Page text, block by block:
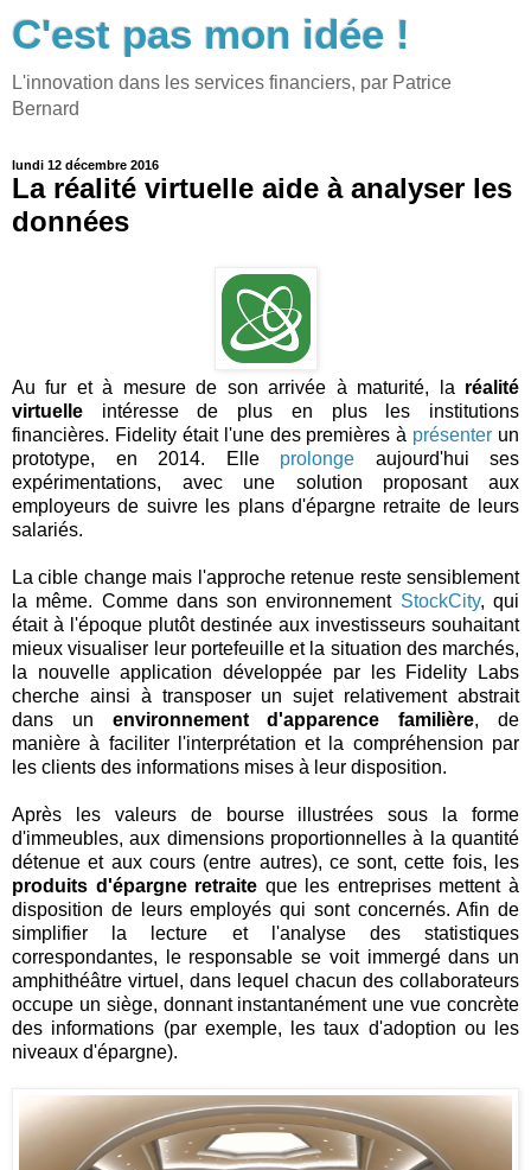
C'est pas mon idée !
L'innovation dans les services financiers, par Patrice
Bernard
lundi 12 décembre 2016
La réalité virtuelle aide à analyser les
données
Au fur et à mesure de son arrivée à maturité, la réalité
virtuelle intéresse de plus en plus les institutions
financières. Fidelity était l'une des premières à présenter un
prototype, en 2014. Elle prolonge aujourd'hui ses
expérimentations, avec une solution proposant aux
employeurs de suivre les plans d'épargne retraite de leurs
salariés.
La cible change mais l'approche retenue reste sensiblement
la même. Comme dans son environnement StockCity, qui
était à l'époque plutôt destinée aux investisseurs souhaitant
mieux visualiser leur portefeuille et la situation des marchés,
la nouvelle application développée par les Fidelity Labs
cherche ainsi à transposer un sujet relativement abstrait
dans un environnement d'apparence familière, de
manière à faciliter l'interprétation et la compréhension par
les clients des informations mises à leur disposition.
Après les valeurs de bourse illustrées sous la forme
d'immeubles, aux dimensions proportionnelles à la quantité
détenue et aux cours (entre autres), ce sont, cette fois, les
produits d'épargne retraite que les entreprises mettent à
disposition de leurs employés qui sont concernés. Afin de
simplifier la lecture et l'analyse des statistiques
correspondantes, le responsable se voit immergé dans un
amphithéâtre virtuel, dans lequel chacun des collaborateurs
occupe un siège, donnant instantanément une vue concrète
des informations (par exemple, les taux d'adoption ou les
niveaux d'épargne).